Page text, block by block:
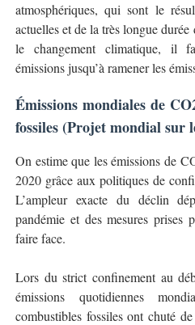
atmosphériques, qui sont le
actuelles et de la très longue
le changement climatique, il
émissions jusqu’à ramener les
Émissions mondiales de
fossiles (Projet mondial sur
On estime que les émissions de
2020 grâce aux politiques de
L’ampleur exacte du déclin
pandémie et des mesures prises
faire face.
Lors du strict confinement au
émissions quotidiennes
combustibles fossiles ont chuté